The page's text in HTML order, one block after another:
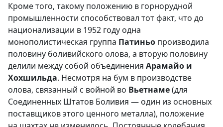
Кроме того, такому положению в горнорудной
промышленности способствовал тот факт, что до
национализации в 1952 году одна
монополистическая группа Патиньо производила
половину боливийского олова, а вторую половину
делили между собой объединения Арамайо и
Хохшильда. Несмотря на бум в производстве
олова, связанный с войной во Вьетнаме(для
Соединенных Штатов Боливия — один из основных
поставщиков этого ценного металла), положение